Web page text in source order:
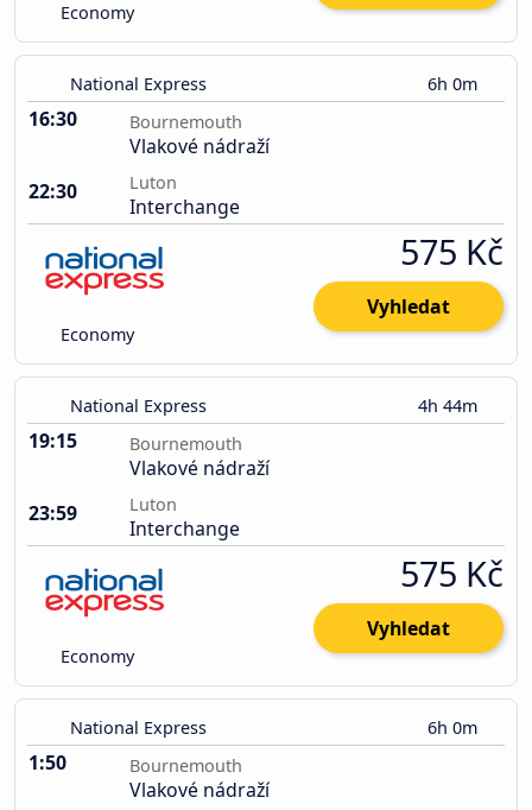
Economy
National Express 6h 0m
16:30 Bournemouth
Vlakové nádraží
22:30
Luton
Interchange
Economy
575 Kč
Vyhledat
National Express 4h 44m
19:15 Bournemouth
Vlakové nádraží
23:59
Luton
Interchange
Economy
575 Kč
Vyhledat
National Express 6h 0m
1:50 Bournemouth
Vlakové nádraží